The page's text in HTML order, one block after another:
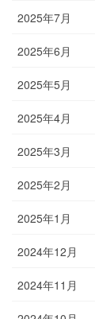
2025年7月
2025年6月
2025年5月
2025年4月
2025年3月
2025年2月
2025年1月
2024年12月
2024年11月